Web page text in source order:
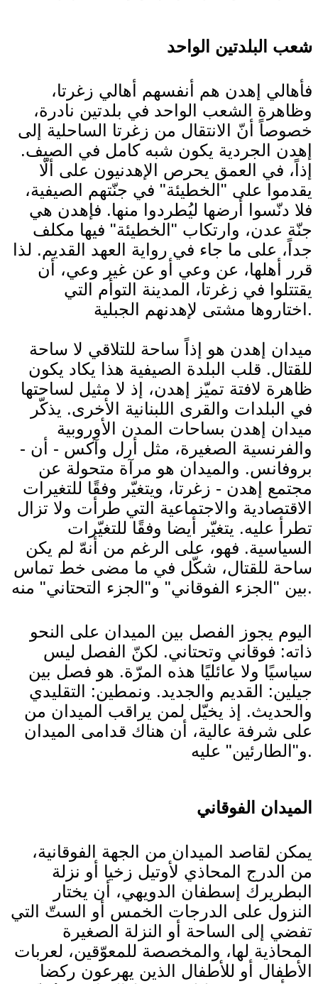
شعب البلدتين الواحد
فأهالي إهدن هم أنفسهم أهالي زغرتا،
وظاهرة الشعب الواحد في بلدتين نادرة،
خصوصاً أنّ الانتقال من زغرتا الساحلية إلى
إهدن الجردية يكون شبه كامل في الصيف.
إذاً، في العمق يحرص الإهدنيون على ألّا
يقدموا على "الخطيئة" في جنّتهم الصيفية،
فلا دنّسوا أرضها ليُطردوا منها. فإهدن هي
جنّة عدن، وارتكاب "الخطيئة" فيها مكلف
جداً، على ما جاء في رواية العهد القديم. لذا
قرر أهلها، عن وعي أو عن غير وعي، أن
يقتتلوا في زغرتا، المدينة التوأم التي
اختاروها مشتى لإهدنهم الجبلية.
ميدان إهدن هو إذاً ساحة للتلاقي لا ساحة
للقتال. قلب البلدة الصيفية هذا يكاد يكون
ظاهرة لافتة تميّز إهدن، إذ لا مثيل لساحتها
في البلدات والقرى اللبنانية الأخرى. يذكّر
ميدان إهدن بساحات المدن الأوروبية
والفرنسية الصغيرة، مثل أرل وآكس - أن -
بروفانس. والميدان هو مرآة متحولة عن
مجتمع إهدن - زغرتا، ويتغيّر وفقًا للتغيرات
الاقتصادية والاجتماعية التي طرأت ولا تزال
تطرأ عليه. يتغيّر أيضا وفقًا للتغيّرات
السياسية. فهو، على الرغم من أنهّ لم يكن
ساحة للقتال، شكّل في ما مضى خط تماس
بين "الجزء الفوقاني" و"الجزء التحتاني" منه.
اليوم يجوز الفصل بين الميدان على النحو
ذاته: فوقاني وتحتاني. لكنّ الفصل ليس
سياسيًا ولا عائليًا هذه المرّة. هو فصل بين
جيلين: القديم والجديد. ونمطين: التقليدي
والحديث. إذ يخيّل لمن يراقب الميدان من
على شرفة عالية، أن هناك قدامى الميدان
و"الطارئين" عليه.
الميدان الفوقاني
يمكن لقاصد الميدان من الجهة الفوقانية،
من الدرج المحاذي لأوتيل زخيا أو نزلة
البطريرك إسطفان الدويهي، أن يختار
النزول على الدرجات الخمس أو الستّ التي
تفضي إلى الساحة أو النزلة الصغيرة
المحاذية لها، والمخصصة للمعوّقين، لعربات
الأطفال أو للأطفال الذين يهرعون ركضا